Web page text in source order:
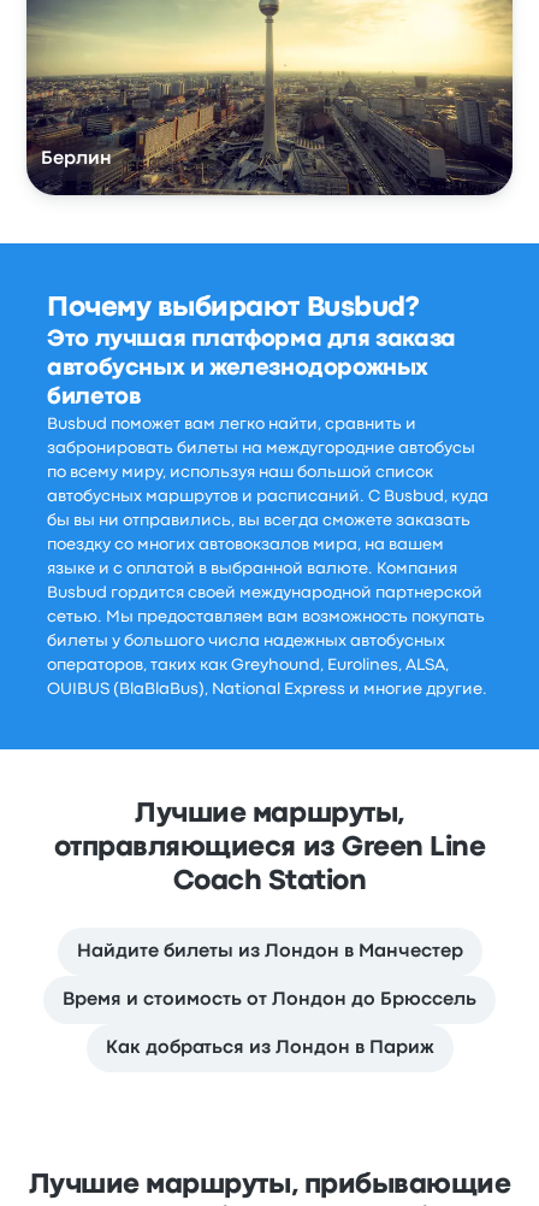
Берлин
Почему выбирают Busbud?
Это лучшая платформа для заказа
автобусных и железнодорожных
билетов
Busbud поможет вам легко найти, сравнить и
забронировать билеты на междугородние автобусы
по всему миру, используя наш большой список
автобусных маршрутов и расписаний. С Busbud, куда
бы вы ни отправились, вы всегда сможете заказать
поездку со многих автовокзалов мира, на вашем
языке и с оплатой в выбранной валюте. Компания
Busbud гордится своей международной партнерской
сетью. Мы предоставляем вам возможность покупать
билеты у большого числа надежных автобусных
операторов, таких как Greyhound, Eurolines, ALSA,
OUIBUS (BlaBlaBus), National Express и многие другие.
Лучшие маршруты,
отправляющиеся из Green Line
Coach Station
Найдите билеты из Лондон в Манчестер
Время и стоимость от Лондон до Брюссель
Как добраться из Лондон в Париж
Лучшие маршруты, прибывающие